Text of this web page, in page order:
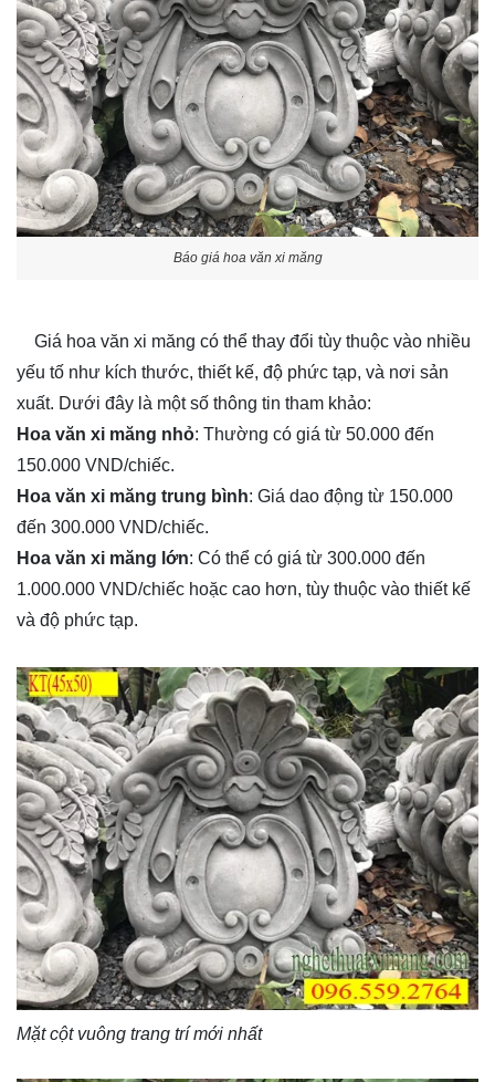
Báo giá hoa văn xi măng
Giá hoa văn xi măng có thể thay đổi tùy thuộc vào nhiều
yếu tố như kích thước, thiết kế, độ phức tạp, và nơi sản
xuất. Dưới đây là một số thông tin tham khảo:
Hoa văn xi măng nhỏ: Thường có giá từ 50.000 đến
150.000 VND/chiếc.
Hoa văn xi măng trung bình: Giá dao động từ 150.000
đến 300.000 VND/chiếc.
Hoa văn xi măng lớn: Có thể có giá từ 300.000 đến
1.000.000 VND/chiếc hoặc cao hơn, tùy thuộc vào thiết kế
và độ phức tạp.
Mặt cột vuông trang trí mới nhất